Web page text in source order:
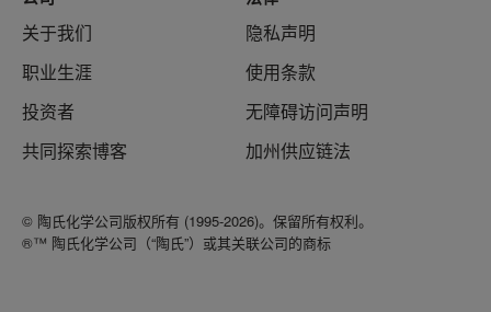
关于我们
职业生涯
投资者
共同探索博客
隐私声明
使用条款
无障碍访问声明
加州供应链法
© 陶氏化学公司版权所有 (1995-2026)。保留所有权利。
®™ 陶氏化学公司（“陶氏”）或其关联公司的商标